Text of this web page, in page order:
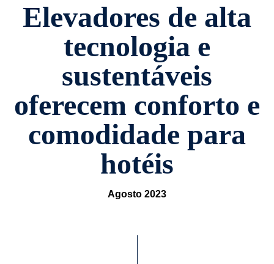
Elevadores de alta
tecnologia e
sustentáveis
oferecem conforto e
comodidade para
hotéis
Agosto 2023